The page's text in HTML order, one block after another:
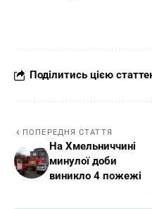
Поділитись цією
ПОПЕРЕДНЯ СТАТТЯ
На Хмельниччині
минулої доби
виникло 4 пожежі